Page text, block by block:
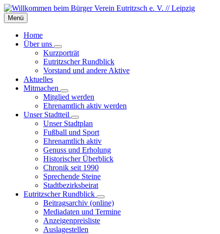
Skip
to
content
Skip
to
left
sidebar
Skip
to
footer
Menü
Home
Über uns
Kurzporträt
Eutritzscher Rundblick
Vorstand und andere Aktive
Aktuelles
Mitmachen
Mitglied werden
Ehrenamtlich aktiv werden
Unser Stadtteil
Unser Stadtplan
Fußball und Sport
Ehrenamtlich aktiv
Genuss und Erholung
Historischer Überblick
Chronik seit 1990
Sprechende Steine
Stadtbezirksbeirat
Eutritzscher Rundblick
Beitragsarchiv (online)
Mediadaten und Termine
Anzeigenpreisliste
Auslagestellen